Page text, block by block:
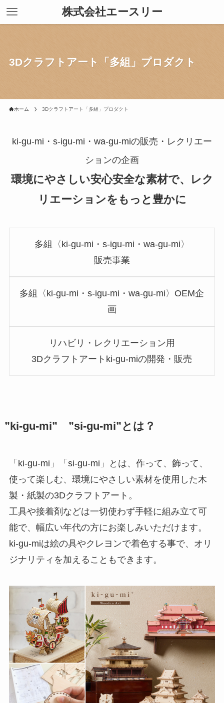
株式会社エースリー
3Dクラフトアート「多組」プロダクト
ホーム 3Dクラフトアート「多組」プロダクト
ki-gu-mi・s-igu-mi・wa-gu-miの販売・レクリエー
ションの企画
環境にやさしい安心安全な素材で、レク
リエーションをもっと豊かに
多組〈ki-gu-mi・s-igu-mi・wa-gu-mi〉
販売事業
多組〈ki-gu-mi・s-igu-mi・wa-gu-mi〉OEM企
画
リハビリ・レクリエーション用
3Dクラフトアートki-gu-miの開発・販売
”ki-gu-mi” ”si-gu-mi”とは？
「ki-gu-mi」「si-gu-mi」とは、作って、飾って、
使って楽しむ、環境にやさしい素材を使用した木
製・紙製の3Dクラフトアート。
工具や接着剤などは一切使わず手軽に組み立て可
能で、幅広い年代の方にお楽しみいただけます。
ki-gu-miは絵の具やクレヨンで着色する事で、オリ
ジナリティを加えることもできます。